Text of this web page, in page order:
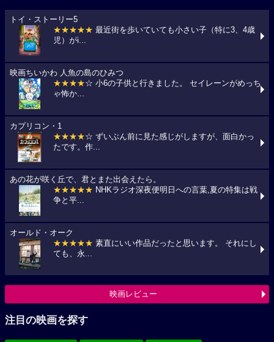
トイ・ストーリー5
★★★★★ 最近街を歩いていても小さい子（特に3、4歳
児）がi...
映画ちいかわ 人魚の島のひみつ
★★★★☆ 小6の子供と行きました。 セイレーンがめっち
ゃ怖か...
カプリコン・1
★★★★☆ ずいぶん前に見た感じがしますが、面白かっ
たです。作...
あの花が咲く丘で、君とまた出会えたら。
★★★★★ NHKラジオ深夜便明日への言葉,夏の特集は戦
争と平...
オールド・オーク
★★★★★ 素直にいい作品だったと思います。 それにし
ても、永...
映画レビュー
注目の映画を探す